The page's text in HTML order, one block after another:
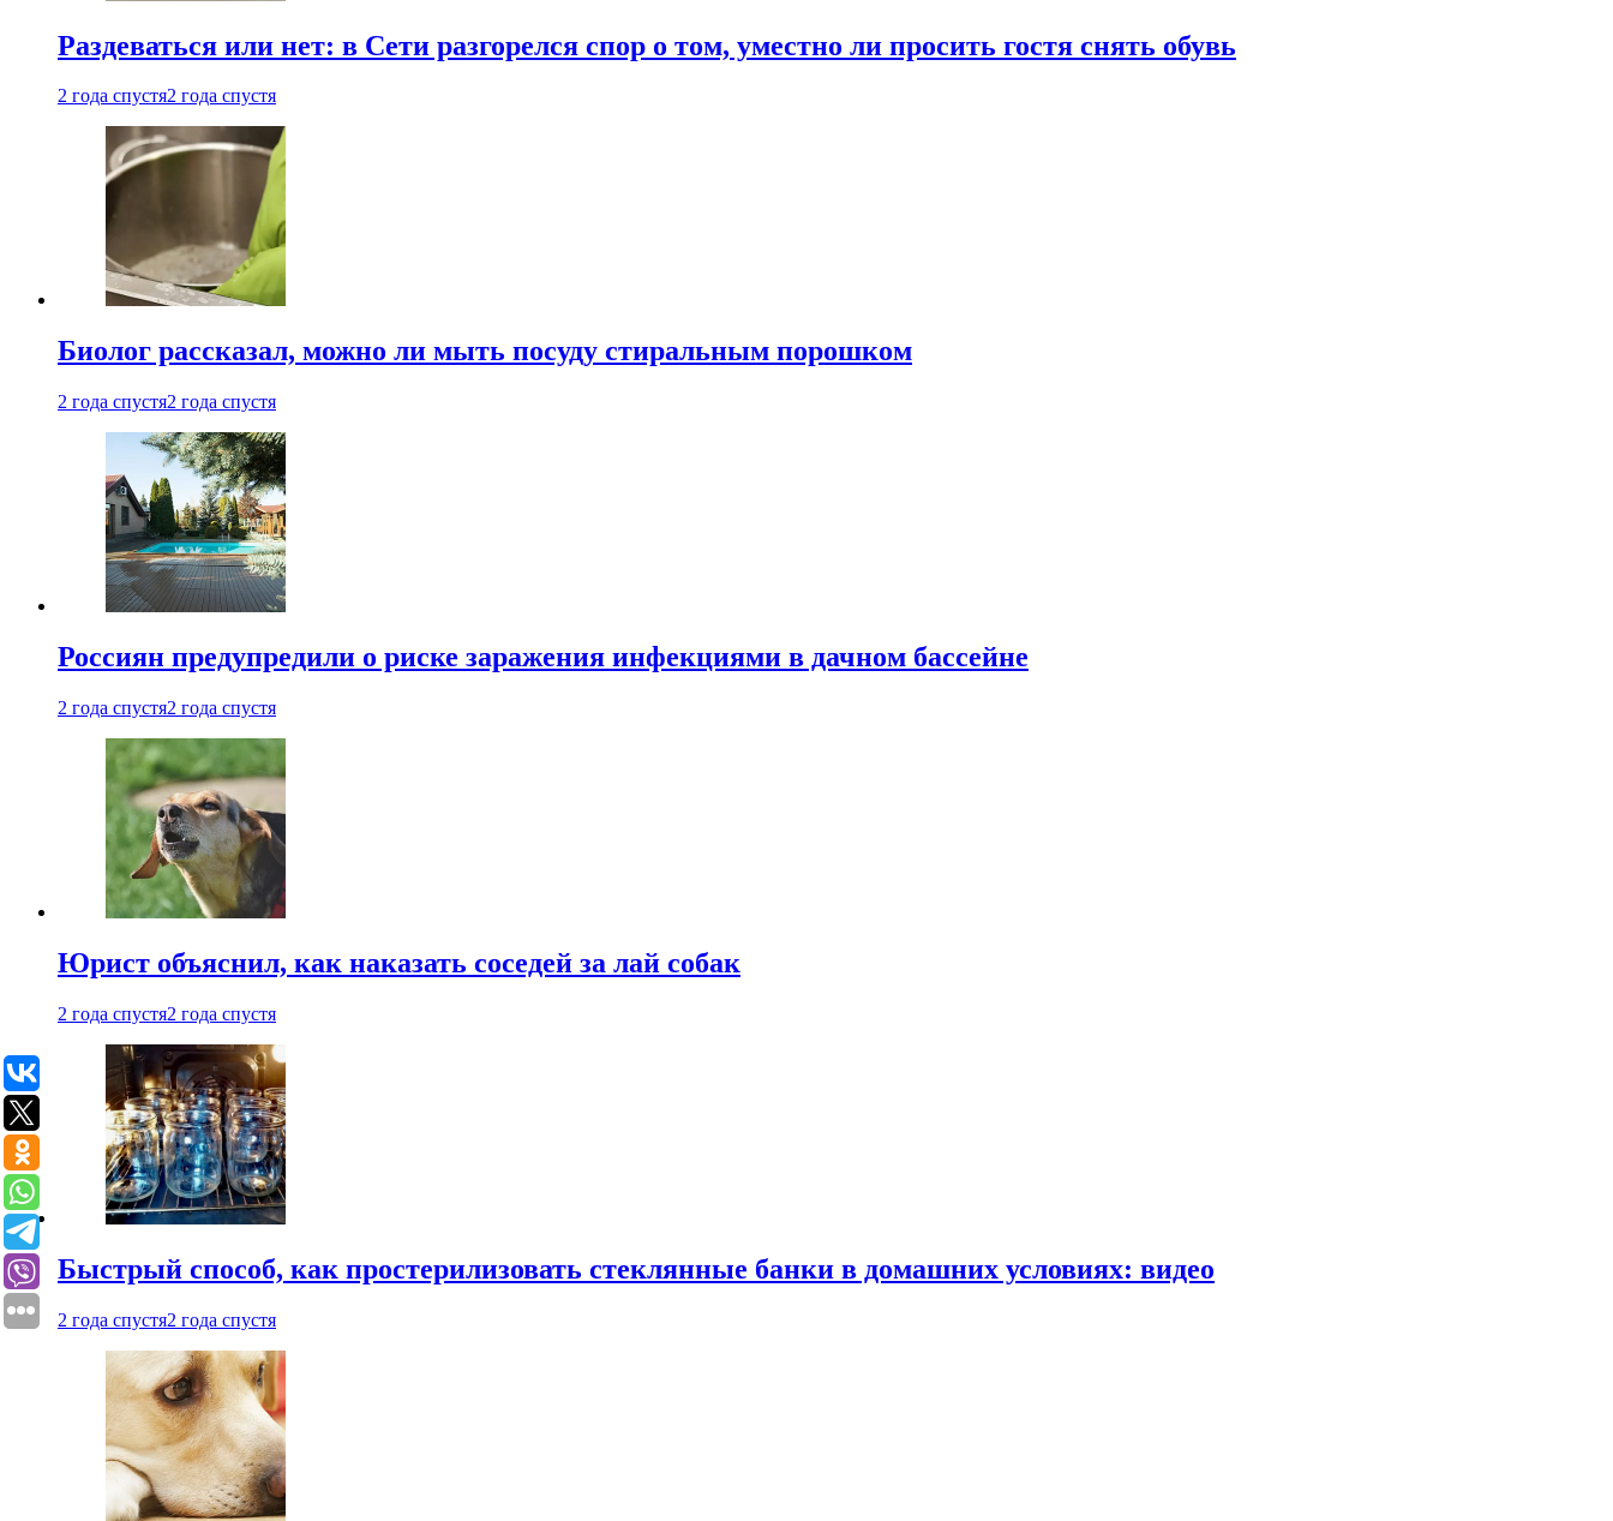
Раздеваться или нет: в Сети разгорелся спор о том, уместно ли просить гостя снять обувь
2 года спустя2 года спустя
Биолог рассказал, можно ли мыть посуду стиральным порошком
2 года спустя2 года спустя
Россиян предупредили о риске заражения инфекциями в дачном бассейне
2 года спустя2 года спустя
Юрист объяснил, как наказать соседей за лай собак
2 года спустя2 года спустя
Быстрый способ, как простерилизовать стеклянные банки в домашних условиях: видео
2 года спустя2 года спустя